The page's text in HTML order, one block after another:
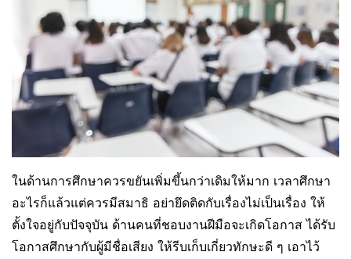
ในด้านการศึกษาควรขยันเพิ่มขึ้นกว่าเดิมให้มาก เวลาศึกษา
อะไรก็แล้วแต่ควรมีสมาธิ อย่ายึดติดกับเรื่องไม่เป็นเรื่อง ให้
ตั้งใจอยู่กับปัจจุบัน ด้านคนที่ชอบงานฝีมือจะเกิดโอกาส ได้รับ
โอกาสศึกษากับผู้มีชื่อเสียง ให้รีบเก็บเกี่ยวทักษะดี ๆ เอาไว้